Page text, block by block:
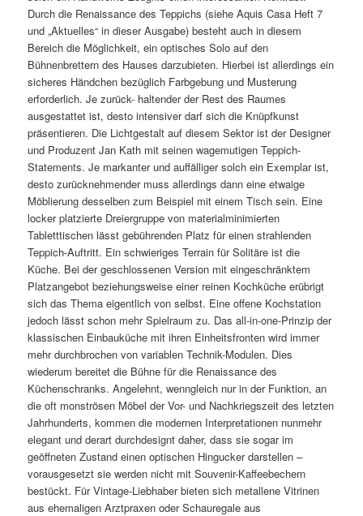
Durch die Renaissance des Teppichs (siehe Aquis Casa Heft 7
und „Aktuelles“ in dieser Ausgabe) besteht auch in diesem
Bereich die Möglichkeit, ein optisches Solo auf den
Bühnenbrettern des Hauses darzubieten. Hierbei ist allerdings ein
sicheres Händchen bezüglich Farbgebung und Musterung
erforderlich. Je zurück­- haltender der Rest des Raumes
ausgestattet ist, desto intensiver darf sich die Knüpfkunst
präsentieren. Die Lichtgestalt auf diesem Sektor ist der Designer
und Produzent Jan Kath mit seinen wagemutigen Teppich-
Statements. Je markanter und auffälliger solch ein Exemplar ist,
desto zurücknehmender muss allerdings dann eine etwaige
Möblierung desselben zum Beispiel mit einem Tisch sein. Eine
locker platzierte Dreiergruppe von materialminimierten
Tabletttischen lässt gebührenden Platz für einen strahlenden
Teppich-Auftritt. Ein schwieriges Terrain für Solitäre ist die
Küche. Bei der geschlossenen Version mit eingeschränktem
Platzangebot beziehungsweise einer reinen Kochküche erübrigt
sich das Thema eigentlich von selbst. Eine offene Kochstation
jedoch lässt schon mehr Spielraum zu. Das all-in-one-Prinzip der
klassischen Einbauküche mit ihren Einheitsfronten wird immer
mehr durchbrochen von variablen Technik-Modulen. Dies
wiederum bereitet die Bühne für die Renaissance des
Küchenschranks. Angelehnt, wenngleich nur in der Funktion, an
die oft monströsen Möbel der Vor- und Nachkriegszeit des letzten
Jahrhunderts, kommen die modernen Interpretationen nunmehr
elegant und derart durchdesignt daher, dass sie sogar im
geöffneten Zustand einen optischen Hingucker darstellen –
vorausgesetzt sie werden nicht mit Souvenir-Kaffeebechern
bestückt. Für Vintage-Liebhaber bieten sich metallene Vitrinen
aus ehemaligen Arztpraxen oder Schauregale aus